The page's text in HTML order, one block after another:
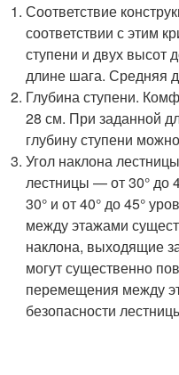
Соответствие
соответствии с этим
ступени и двух высот
длине шага. Средняя
Глубина ступени.
28 см. При заданной
глубину ступени
Угол наклона
лестницы — от 30° до
30° и от 40° до 45°
между этажами
наклона, выходящие
могут существенно
перемещения между
безопасности